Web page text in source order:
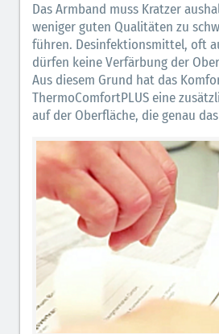
Das Armband muss Kratzer
weniger guten Qualitäten zu
führen. Desinfektionsmittel, oft
dürfen keine Verfärbung der
Aus diesem Grund hat das
ThermoComfortPLUS eine
auf der Oberfläche, die genau